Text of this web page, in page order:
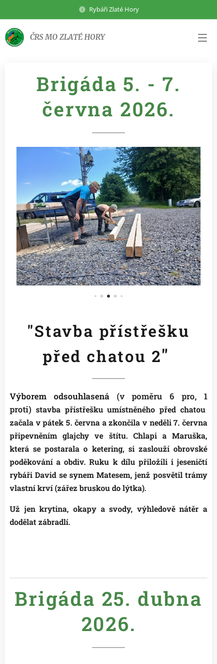
Rybáři Zlaté Hory
ČRS MO ZLATÉ HORY
Brigáda 5. - 7.
června 2026.
"Stavba přístřešku
před chatou 2"
Výborem odsouhlasená (v poměru 6 pro, 1
proti) stavba přístřešku umístněného před chatou
začala v pátek 5. června a zkončila v neděli 7. června
připevněním glajchy ve štítu. Chlapi a Maruška,
která se postarala o ketering, si zaslouží obrovské
poděkování a obdiv. Ruku k dílu přiložili i jeseničtí
rybáři David se synem Matesem, jenž posvětil trámy
vlastní krví (zářez bruskou do lýtka).
Už jen krytina, okapy a svody, výhledově nátěr a
dodělat zábradlí.
Brigáda 25. dubna
2026.